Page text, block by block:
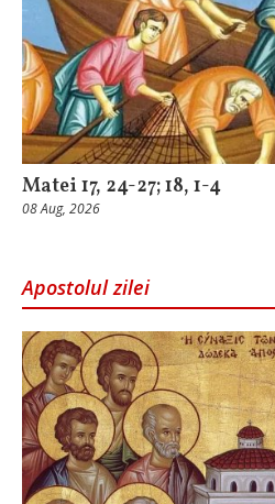
Matei 17, 24-27; 18, 1-4
08 Aug, 2026
Apostolul zilei